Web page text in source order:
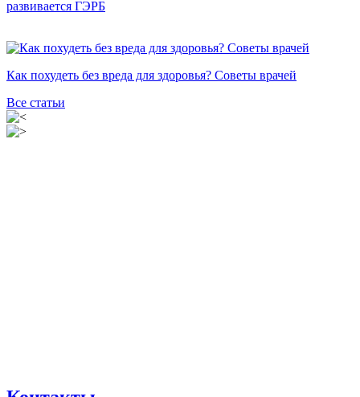
развивается ГЭРБ
Как похудеть без вреда для здоровья? Советы врачей
Все статьи